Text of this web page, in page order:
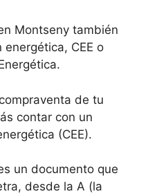
Montseny también
CEE o
de tu
contar con un
(CEE).
un documento que
desde la A (la